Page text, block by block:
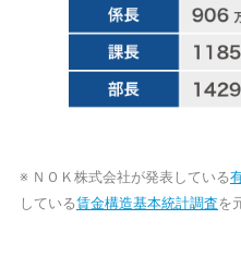
※ ＮＯＫ株式会社が発表している
している賃金構造基本統計調査を